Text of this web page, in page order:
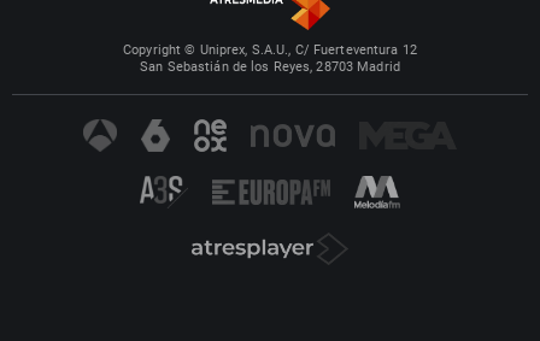
Copyright © Uniprex, S.A.U., C/ Fuerteventura 12
San Sebastián de los Reyes, 28703 Madrid